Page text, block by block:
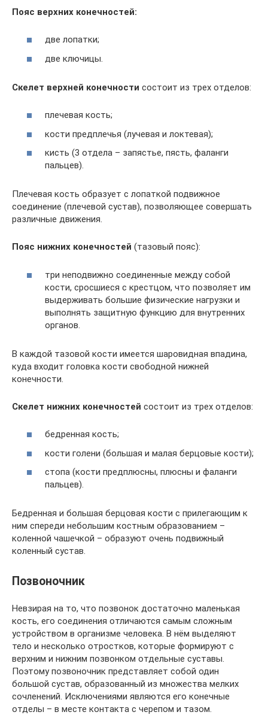
Пояс верхних конечностей:
две лопатки;
две ключицы.
Скелет верхней конечности состоит из трех отделов:
плечевая кость;
кости предплечья (лучевая и локтевая);
кисть (3 отдела – запястье, пясть, фаланги
пальцев).
Плечевая кость образует с лопаткой подвижное
соединение (плечевой сустав), позволяющее совершать
различные движения.
Пояс нижних конечностей (тазовый пояс):
три неподвижно соединенные между собой
кости, сросшиеся с крестцом, что позволяет им
выдерживать большие физические нагрузки и
выполнять защитную функцию для внутренних
органов.
В каждой тазовой кости имеется шаровидная впадина,
куда входит головка кости свободной нижней
конечности.
Скелет нижних конечностей состоит из трех отделов:
бедренная кость;
кости голени (большая и малая берцовые кости);
стопа (кости предплюсны, плюсны и фаланги
пальцев).
Бедренная и большая берцовая кости с прилегающим к
ним спереди небольшим костным образованием –
коленной чашечкой – образуют очень подвижный
коленный сустав.
Позвоночник
Невзирая на то, что позвонок достаточно маленькая
кость, его соединения отличаются самым сложным
устройством в организме человека. В нём выделяют
тело и несколько отростков, которые формируют с
верхним и нижним позвонком отдельные суставы.
Поэтому позвоночник представляет собой один
большой сустав, образованный из множества мелких
сочленений. Исключениями являются его конечные
отделы – в месте контакта с черепом и тазом.